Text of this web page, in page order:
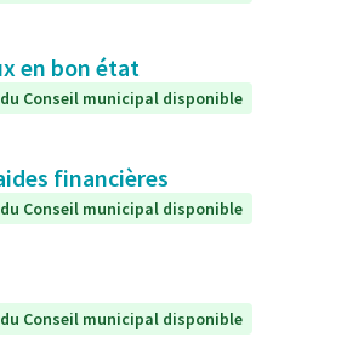
en bon état
du Conseil municipal disponible
financières
du Conseil municipal disponible
du Conseil municipal disponible